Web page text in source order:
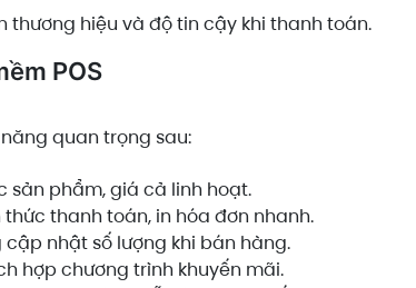
hiệu và độ tin cậy khi thanh toán.
POS
quan trọng sau:
sản phẩm, giá cả linh hoạt.
thanh toán, in hóa đơn nhanh.
cập nhật số lượng khi bán hàng.
hợp chương trình khuyến mãi.